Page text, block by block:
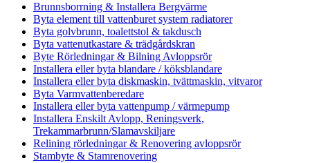
Brunnsborrning & Installera Bergvärme
Byta element till vattenburet system radiatorer
Byta golvbrunn, toalettstol & takdusch
Byta vattenutkastare & trädgårdskran
Byte Rörledningar & Bilning Avloppsrör
Installera eller byta blandare / köksblandare
Installera eller byta diskmaskin, tvättmaskin, vitvaror
Byta Varmvattenberedare
Installera eller byta vattenpump / värmepump
Installera Enskilt Avlopp, Reningsverk,
Trekammarbrunn/Slamavskiljare
Relining rörledningar & Renovering avloppsrör
Stambyte & Stamrenovering